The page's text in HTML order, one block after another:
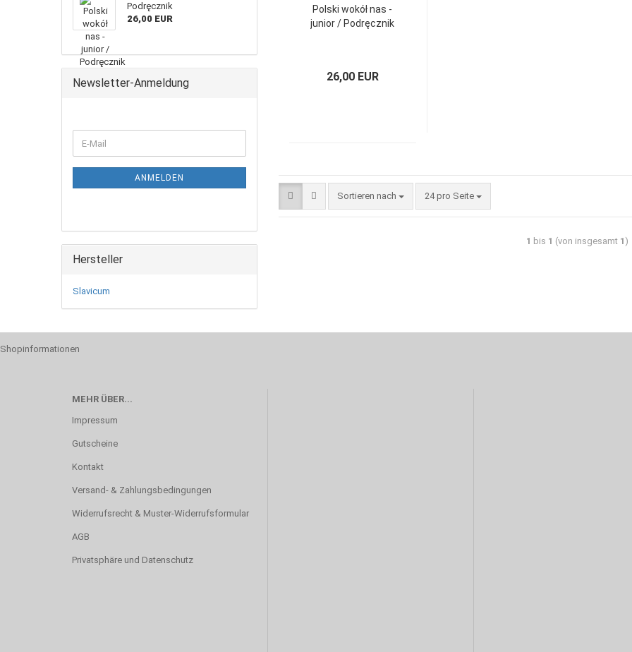
Polski wokół nas -
junior / Podręcznik
26,00 EUR
Sortieren nach 24 pro Seite
1 bis 1 (von insgesamt 1 )
Podręcznik
26,00 EUR
Newsletter-Anmeldung
ANMELDEN
Hersteller
Slavicum
Shopinformationen
MEHR ÜBER...
Impressum
Gutscheine
Kontakt
Versand- & Zahlungsbedingungen
Widerrufsrecht & Muster-Widerrufsformular
AGB
Privatsphäre und Datenschutz